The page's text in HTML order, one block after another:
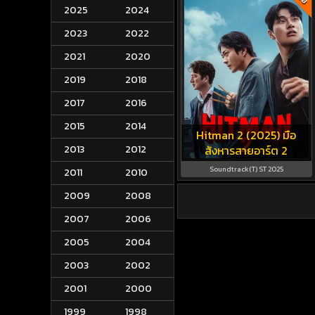
2025
2024
2023
2022
2021
2020
2019
2018
2017
2016
2015
2014
2013
2012
2011
2010
2009
2008
2007
2006
2005
2004
2003
2002
2001
2000
1999
1998
Hitman 2 (2025) มือ
สังหารสายอาร์ต 2
Soundtrack(T) ST 2025